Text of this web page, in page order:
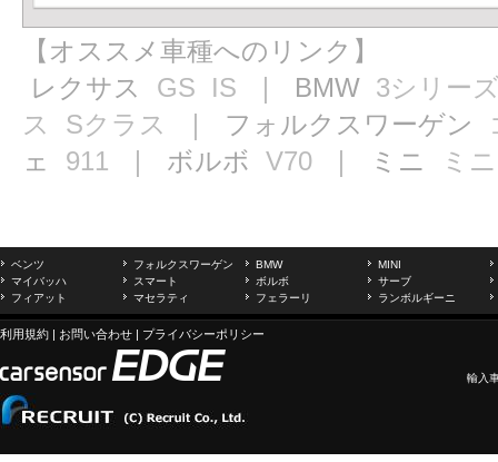
【オススメ車種へのリンク】
レクサス GS IS ｜ BMW 3シリー
ス
Sクラス ｜ フォルクスワーゲン
ェ 911 ｜ ボルボ V70 ｜ ミニ ミニ
ベンツ フォルクスワーゲン BMW
MINI
マイバッハ
スマート ボルボ
サーブ
フィアット
マセラティ フェラーリ ランボルギーニ
利用規約 | お問い合わせ | プライバシーポリシー
輸入